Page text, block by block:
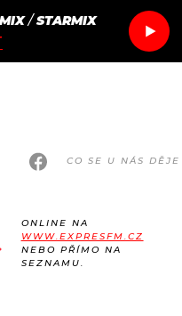
/STARMIX
CO SE U NÁS DĚJE
ONLINE NA
WWW.EXPRESFM.CZ
NEBO PŘÍMO NA
SEZNAMU.